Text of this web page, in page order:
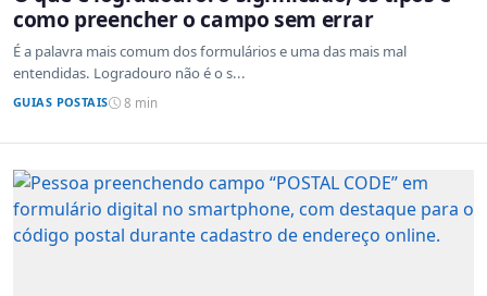
como preencher o campo sem errar
É a palavra mais comum dos formulários e uma das mais mal
entendidas. Logradouro não é o s...
GUIAS POSTAIS 8 min